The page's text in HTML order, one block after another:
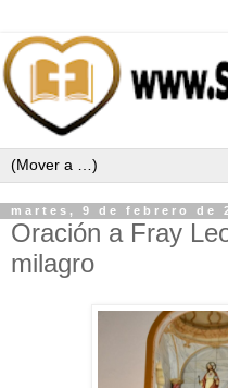
martes, 9 de febrero de
Oración a Fray
milagro